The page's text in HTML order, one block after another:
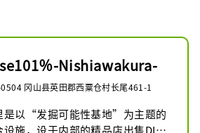
％-Nishiawakura-
冈山县英田郡西粟仓村长尾461-1
是以“发掘可能性基地”为主题的
设施，设于内部的精品店出售DIY